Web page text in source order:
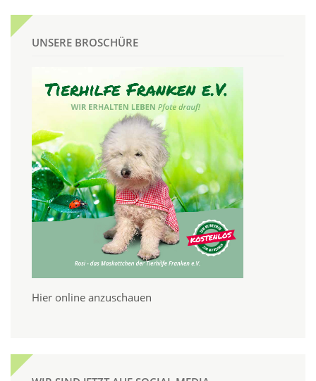
UNSERE BROSCHÜRE
Hier online anzuschauen